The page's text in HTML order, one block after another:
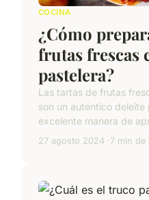
COCINA
¿Cómo
frutas frescas
pastelera?
Las tartas de frutas
son un auténtico deleite
excelente manera de
27 agosto 2024 7 min de